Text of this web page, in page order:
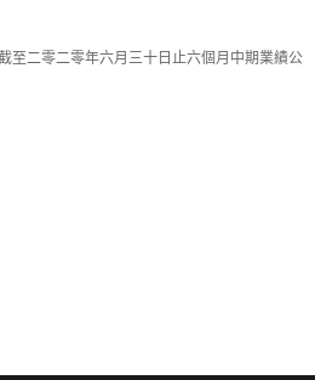
至二零二零年六月三十日止六個月中期業績公